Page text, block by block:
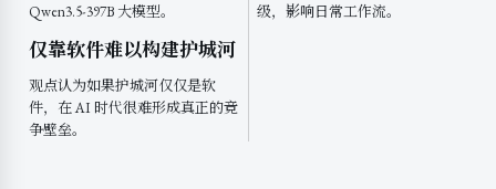
Qwen3.5-397B 大模型。
仅靠软件难以构建护城河
观点认为如果护城河仅仅是软
件，在 AI 时代很难形成真正的竞
争壁垒。
级，影响日常工作流。